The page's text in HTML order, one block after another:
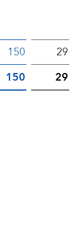
150 29
150 29